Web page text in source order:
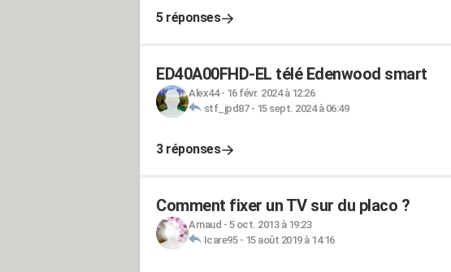
5 réponses
ED40A00FHD-EL télé Edenwood smart
Alex44- 16 févr. 2024 à 12:26
stf_jpd87- 15 sept. 2024 à 06:49
3 réponses
Comment fixer un TV sur du placo ?
Arnaud - 5 oct. 2013 à 19:23
Icare95- 15 août 2019 à 14:16